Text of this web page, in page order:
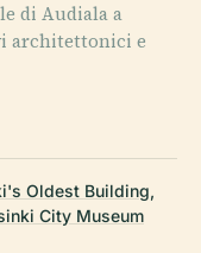
di Audiala a
architettonici e
Oldest Building,
City Museum